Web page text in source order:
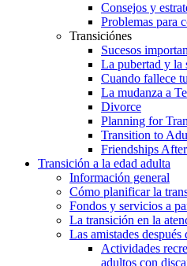
Consejos y
Problemas para
Transiciónes
Sucesos
La pubertad y la
Cuando fallece
La mudanza a
Divorce
Planning for
Transition to
Friendships
Transición a la edad adulta
Información general
Cómo planificar la
Fondos y servicios a
La transición en la
Las amistades después
Actividades
adultos con